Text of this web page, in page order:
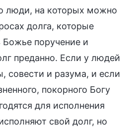
люди, на которых можно
долга, которые
Божье поручение и
преданно. Если у людей
совести и разума, и если
покорного Богу
для исполнения
свой долг, но